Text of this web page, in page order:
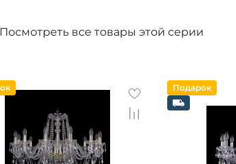
Посмотреть все товары этой серии